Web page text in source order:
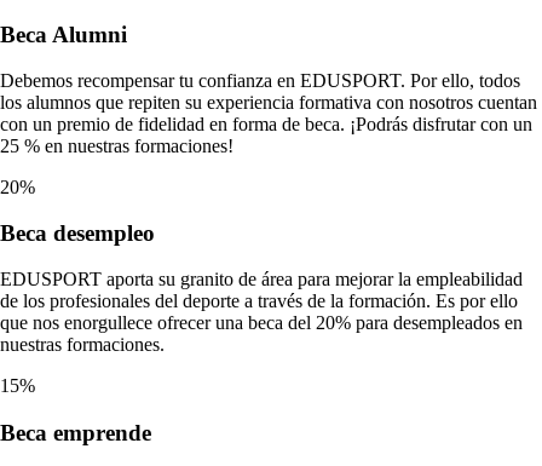
Beca Alumni
Debemos recompensar tu confianza en EDUSPORT. Por ello, todos
los alumnos que repiten su experiencia formativa con nosotros cuentan
con un premio de fidelidad en forma de beca. ¡Podrás disfrutar con un
25 % en nuestras formaciones!
20%
Beca desempleo
EDUSPORT aporta su granito de área para mejorar la empleabilidad
de los profesionales del deporte a través de la formación. Es por ello
que nos enorgullece ofrecer una beca del 20% para desempleados en
nuestras formaciones.
15%
Beca emprende